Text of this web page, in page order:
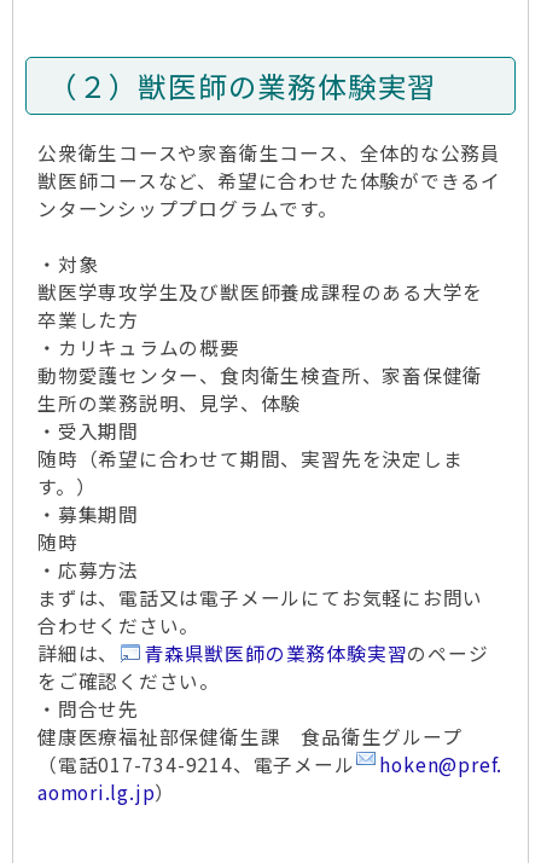
（２）獣医師の業務体験実習
公衆衛生コースや家畜衛生コース、全体的な公務員
獣医師コースなど、希望に合わせた体験ができるイ
ンターンシッププログラムです。
・対象
獣医学専攻学生及び獣医師養成課程のある大学を
卒業した方
・カリキュラムの概要
動物愛護センター、食肉衛生検査所、家畜保健衛
生所の業務説明、見学、体験
・受入期間
随時（希望に合わせて期間、実習先を決定しま
す。）
・募集期間
随時
・応募方法
まずは、電話又は電子メールにてお気軽にお問い
合わせください。
詳細は、
青森県獣医師の業務体験実習のページ
をご確認ください。
・問合せ先
健康医療福祉部保健衛生課 食品衛生グループ
（電話017-734-9214、電子メール
hoken@pref.
aomori.lg.jp）